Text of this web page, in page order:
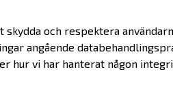
skydda och respektera
angående
hur vi har hanterat någon